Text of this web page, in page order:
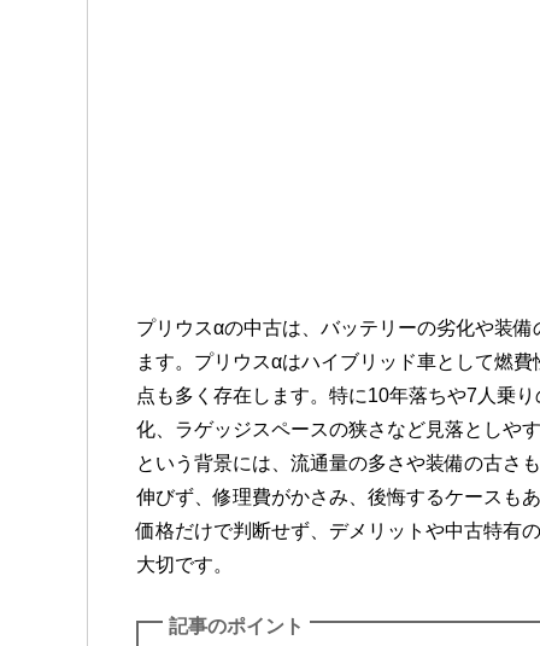
プリウスαの中古は、バッテリーの劣化や装
ます。プリウスαはハイブリッド車として燃
点も多く存在します。特に10年落ちや7人乗
化、ラゲッジスペースの狭さなど見落としや
という背景には、流通量の多さや装備の古さ
伸びず、修理費がかさみ、後悔するケースも
価格だけで判断せず、デメリットや中古特有
大切です。
記事のポイント